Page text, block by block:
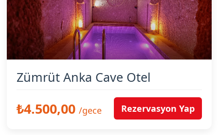
Zümrüt Anka Cave Otel
₺4.500,00 /gece Rezervasyon Yap